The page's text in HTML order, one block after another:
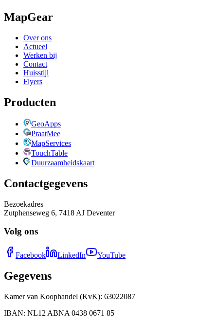
MapGear
Over ons
Actueel
Werken bij
Contact
Huisstijl
Flyers
Producten
GeoApps
PraatMee
MapServices
TouchTable
Duurzaamheidskaart
Contactgegevens
Bezoekadres
Zutphenseweg 6, 7418 AJ Deventer
Volg ons
Facebook LinkedIn YouTube
Gegevens
Kamer van Koophandel (KvK): 63022087
IBAN: NL12 ABNA 0438 0671 85